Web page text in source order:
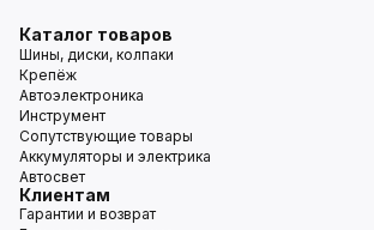
Каталог товаров
Шины, диски, колпаки
Крепёж
Автоэлектроника
Инструмент
Сопутствующие товары
Аккумуляторы и электрика
Автосвет
Клиентам
Гарантии и возврат